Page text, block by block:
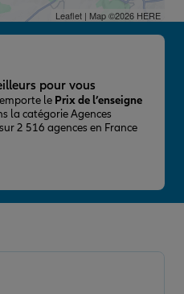
Leaflet| Map ©2026 HERE
pour vous
le Prix de l’enseigne
la catégorie Agences
2 516 agences en France